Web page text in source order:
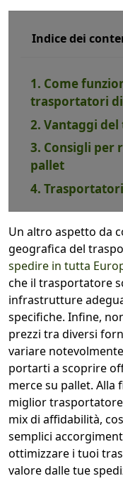
Indice dei
1. Come
trasportatori
2. Vantaggi
3. Consigli per
pallet
4.
Un altro aspetto da
geografica del
spedire in tutta
che il trasportatore
infrastrutture
specifiche. Infine,
prezzi tra diversi
variare
portarti a scoprire
merce su pallet. Alla
miglior
mix di affidabilità,
semplici
ottimizzare i tuoi
valore dalle tue